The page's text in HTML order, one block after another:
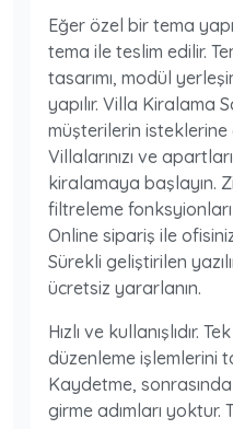
Eğer özel bir tema
tema ile teslim edilir.
tasarımı, modül
yapılır. Villa Kiralama
müşterilerin
Villalarınızı ve
kiralamaya başlayın.
filtreleme
Online sipariş ile
Sürekli geliştirilen
ücretsiz yararlanın.
Hızlı ve kullanışlıdır.
düzenleme işlemlerini
Kaydetme,
girme adımları